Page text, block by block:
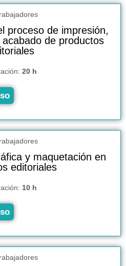
proceso de impresión,
de productos
20 h
y maquetación en
editoriales
10 h